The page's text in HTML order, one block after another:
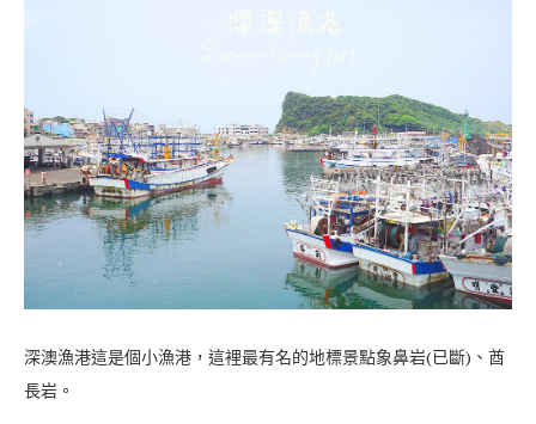
深澳漁港這是個小漁港，這裡最有名的地標景點象鼻岩(已斷)、酋
長岩。